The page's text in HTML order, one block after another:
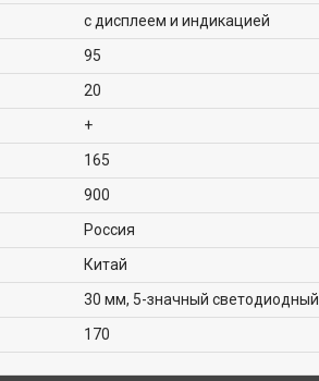
с дисплеем и индикацией
95
20
+
165
900
Россия
Китай
30 мм, 5-значный светодиодный
170